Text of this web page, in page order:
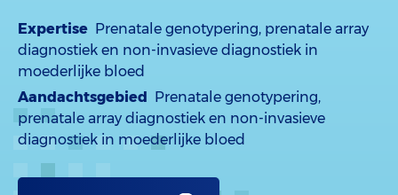
Expertise Prenatale genotypering, prenatale array
diagnostiek en non-invasieve diagnostiek in
moederlijke bloed
Aandachtsgebied Prenatale genotypering,
prenatale array diagnostiek en non-invasieve
diagnostiek in moederlijke bloed